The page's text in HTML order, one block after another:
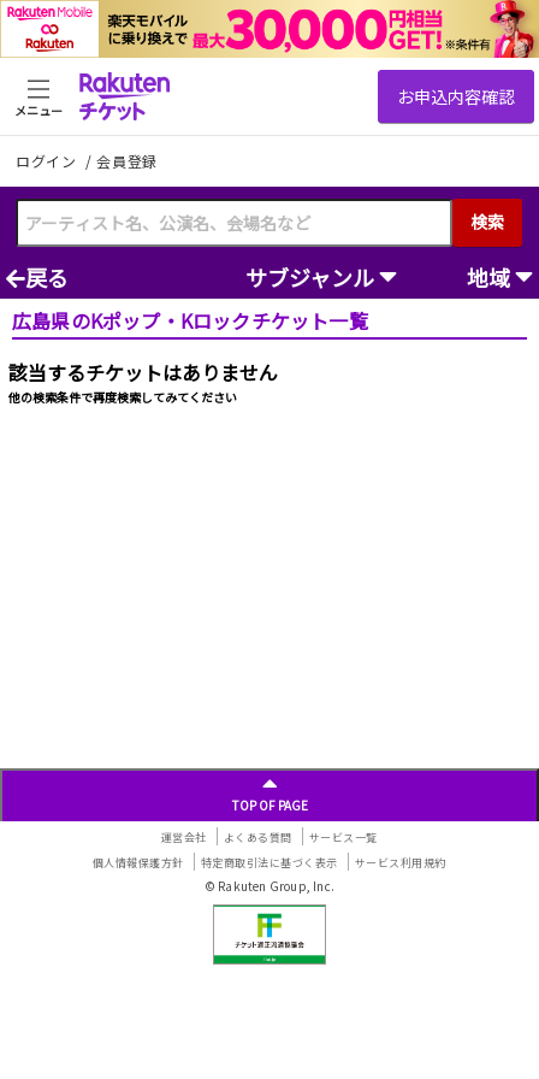
ログイン /会員登録
検索
メニュー
戻る サブジャンル 地域
広島県のKポップ・Kロックチケット一覧
該当するチケットはありません
他の検索条件で再度検索してみてください
TOP OF PAGE
運営会社 よくある質問
サービス一覧
個人情報保護方針
特定商取引法に基づく表示 サービス利用規約
© Rakuten Group, Inc.